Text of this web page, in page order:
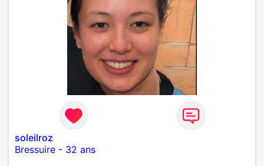
soleilroz
Bressuire - 32 ans